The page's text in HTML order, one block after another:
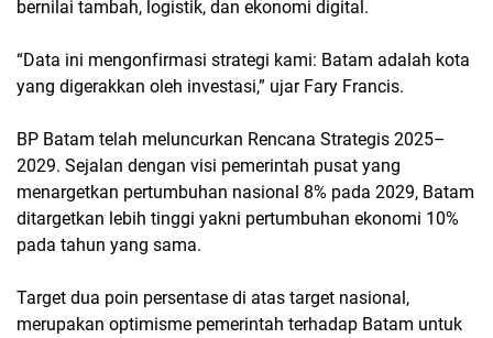
bernilai tambah, logistik, dan ekonomi digital.
“Data ini mengonfirmasi strategi kami: Batam adalah kota
yang digerakkan oleh investasi,” ujar Fary Francis.
BP Batam telah meluncurkan Rencana Strategis 2025–
2029. Sejalan dengan visi pemerintah pusat yang
menargetkan pertumbuhan nasional 8% pada 2029, Batam
ditargetkan lebih tinggi yakni pertumbuhan ekonomi 10%
pada tahun yang sama.
Target dua poin persentase di atas target nasional,
merupakan optimisme pemerintah terhadap Batam untuk